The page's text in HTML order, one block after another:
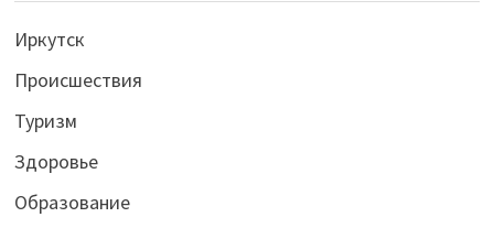
Иркутск
Происшествия
Туризм
Здоровье
Образование